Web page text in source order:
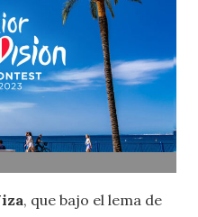
, que bajo el lema de